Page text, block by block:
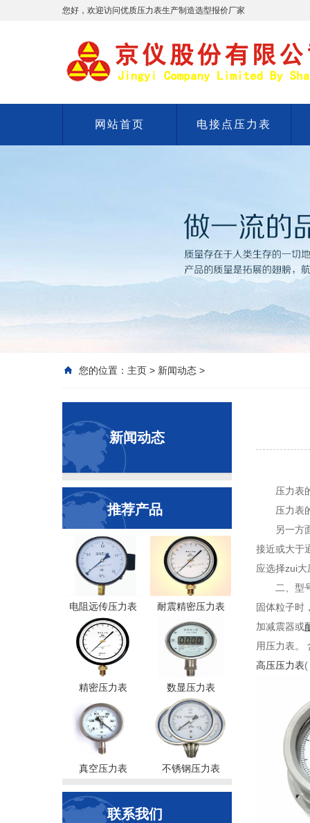
您好，欢迎访问优质压力表生产制造选型报价厂家
网站首页 电接点压力表
您的位置： 主页 > 新闻动态 >
新闻动态
推荐产品
电阻远传压力表 耐震精密压力表
精密压力表 数显压力表
真空压力表 不锈钢压力表
联系我们
压力表
压力表
另一方
接近或大于
应选择zui
二、型
固体粒子时
加减震器或
用压力表。
高压压力表(